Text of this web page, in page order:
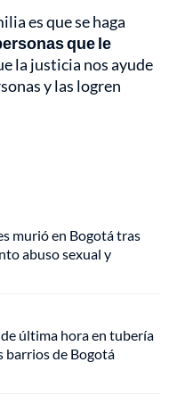
es que se haga
que le
la justicia nos ayude
y las logren
murió en Bogotá tras
abuso sexual y
última hora en tubería
barrios de Bogotá